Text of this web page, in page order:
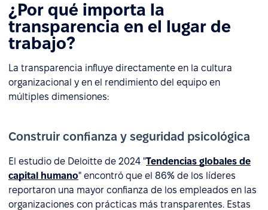
¿Por qué importa la
transparencia en el lugar de
trabajo?
La transparencia influye directamente en la cultura
organizacional y en el rendimiento del equipo en
múltiples dimensiones:
Construir confianza y seguridad psicológica
El estudio de Deloitte de 2024 "Tendencias globales de
capital humano" encontró que el 86% de los líderes
reportaron una mayor confianza de los empleados en las
organizaciones con prácticas más transparentes. Estas